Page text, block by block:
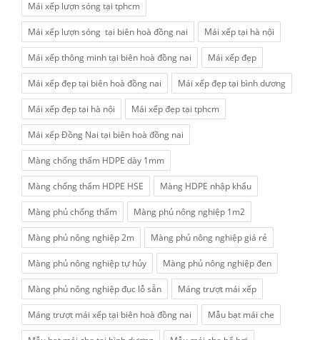
Mái xếp lượn sóng tại tphcm
Mái xếp lượn sóng tại biên hoà đồng nai Mái xếp tại hà nội
Mái xếp thông minh tại biên hoà đồng nai Mái xếp đẹp
Mái xếp đẹp tại biên hoà đồng nai Mái xếp đẹp tại bình dương
Mái xếp đẹp tại hà nội Mái xếp đẹp tại tphcm
Mái xếp Đồng Nai tại biên hoà đồng nai
Màng chống thấm HDPE dày 1mm
Màng chống thấm HDPE HSE Màng HDPE nhập khẩu
Màng phủ chống thấm Màng phủ nông nghiệp 1m2
Màng phủ nông nghiệp 2m Màng phủ nông nghiệp giá rẻ
Màng phủ nông nghiệp tự hủy Màng phủ nông nghiệp đen
Màng phủ nông nghiệp đục lỗ sẵn Máng trượt mái xếp
Máng trượt mái xếp tại biên hoà đồng nai Mẫu bạt mái che